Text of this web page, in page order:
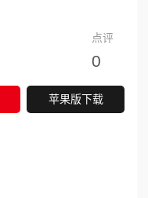
点评
0
苹果版下载